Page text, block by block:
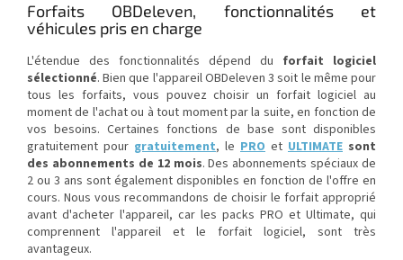
Forfaits OBDeleven, fonctionnalités et
véhicules pris en charge
L'étendue des fonctionnalités dépend du forfait logiciel
sélectionné. Bien que l'appareil OBDeleven 3 soit le même pour
tous les forfaits, vous pouvez choisir un forfait logiciel au
moment de l'achat ou à tout moment par la suite, en fonction de
vos besoins. Certaines fonctions de base sont disponibles
gratuitement pour gratuitement, le PRO et ULTIMATE sont
des abonnements de 12 mois. Des abonnements spéciaux de
2 ou 3 ans sont également disponibles en fonction de l'offre en
cours. Nous vous recommandons de choisir le forfait approprié
avant d'acheter l'appareil, car les packs PRO et Ultimate, qui
comprennent l'appareil et le forfait logiciel, sont très
avantageux.